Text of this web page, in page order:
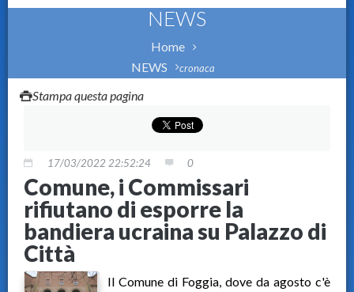
NEWS
Home
NEWS
cronaca
Stampa questa pagina
17/03/2022 22:52:24 0
Comune, i Commissari
rifiutano di esporre la
bandiera ucraina su Palazzo di
Città
Il Comune di Foggia, dove da agosto c'è